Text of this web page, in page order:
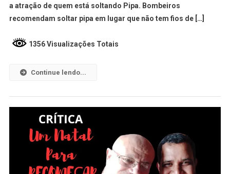
a atração de quem está soltando Pipa. Bombeiros
recomendam soltar pipa em lugar que não tem fios de […]
1356 Visualizações Totais
Continue lendo...